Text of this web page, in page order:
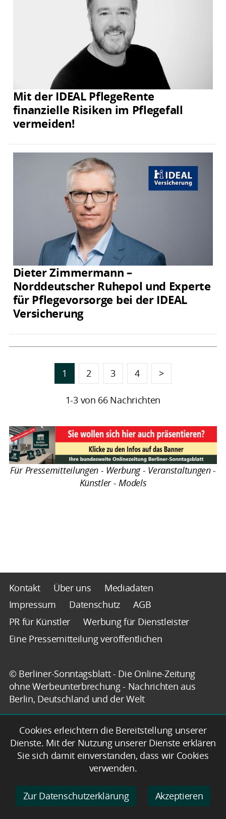
Mit der IDEAL PflegeRente
finanzielle Risiken im Pflegefall
vermeiden!
Dieter Zimmermann –
Norddeutscher Ruhepol und Experte
für Pflegevorsorge bei der IDEAL
Versicherung
1 2 3 4 >
1-3 von 66 Nachrichten
Für Pressemitteilungen - Werbung - Veranstaltungen -
Künstler - Models
Kontakt Über uns
Mediadaten
Impressum
Datenschutz
AGB
PR für Künstler
Werbung für Dienstleister
Eine Pressemitteilung veröffentlichen
© Berliner-Sonntagsblatt - Die Online-Zeitung
ohne Werbeunterbrechung - Nachrichten aus
Berlin, Deutschland und der Welt
Cookies erleichtern die Bereitstellung unserer
Dienste. Mit der Nutzung unserer Dienste erklären
Sie sich damit einverstanden, dass wir Cookies
verwenden.
Zur Datenschutzerklärung Akzeptieren